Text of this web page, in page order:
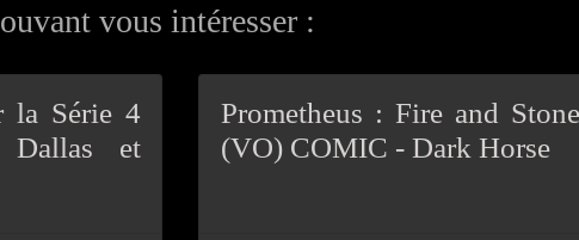
vous intéresser :
la Série 4
Dallas et
Prometheus : Fire and
(VO) COMIC - Dark Horse